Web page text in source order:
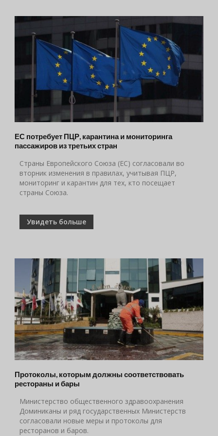
ЕС потребует ПЦР, карантина и мониторинга
пассажиров из третьих стран
Страны Европейского Союза (ЕС) согласовали во
вторник изменения в правилах, учитывая ПЦР,
мониторинг и карантин для тех, кто посещает
страны Союза.
Увидеть больше
Протоколы, которым должны соответствовать
рестораны и бары
Министерство общественного здравоохранения
Доминиканы и ряд государственных Министерств
согласовали новые меры и протоколы для
ресторанов и баров.